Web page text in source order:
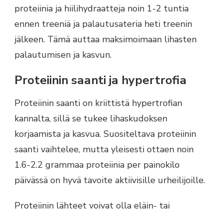
proteiinia ja hiilihydraatteja noin 1-2 tuntia
ennen treeniä ja palautusateria heti treenin
jälkeen. Tämä auttaa maksimoimaan lihasten
palautumisen ja kasvun.
Proteiinin saanti ja hypertrofia
Proteiinin saanti on kriittistä hypertrofian
kannalta, sillä se tukee lihaskudoksen
korjaamista ja kasvua. Suositeltava proteiinin
saanti vaihtelee, mutta yleisesti ottaen noin
1.6-2.2 grammaa proteiinia per painokilo
päivässä on hyvä tavoite aktiivisille urheilijoille.
Proteiinin lähteet voivat olla eläin- tai